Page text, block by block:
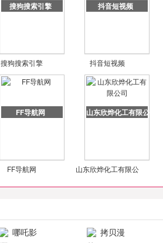
搜狗搜索引擎
搜狗搜索引擎
抖音短视频
抖音短视频
FF导航网
FF导航网
山东欣烨化工有限公司
山东欣烨化工有限公
哪吒影
拷贝漫